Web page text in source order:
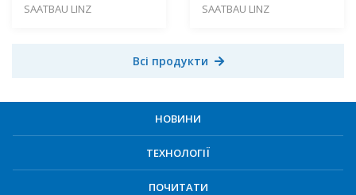
SAATBAU LINZ SAATBAU LINZ
Всі продукти
НОВИНИ
ТЕХНОЛОГІЇ
ПОЧИТАТИ